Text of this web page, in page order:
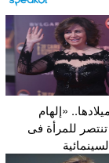
«إلهام
للمرأة فى